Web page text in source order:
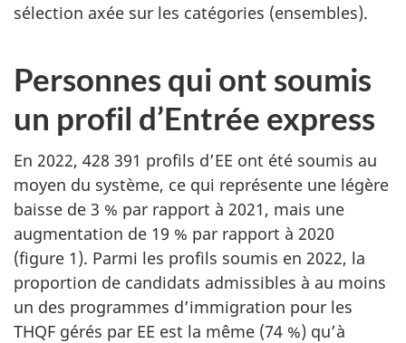
sélection axée sur les catégories (ensembles).
Personnes qui ont soumis
un profil d’Entrée express
En 2022, 428 391 profils d’EE ont été soumis au
moyen du système, ce qui représente une légère
baisse de 3 % par rapport à 2021, mais une
augmentation de 19 % par rapport à 2020
(figure 1). Parmi les profils soumis en 2022, la
proportion de candidats admissibles à au moins
un des programmes d’immigration pour les
THQF gérés par EE est la même (74 %) qu’à